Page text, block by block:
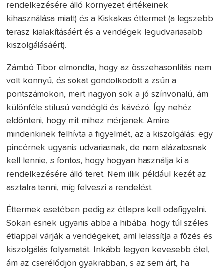
rendelkezésére álló környezet értékeinek
kihasználása miatt) és a Kiskakas éttermet (a legszebb
terasz kialakításáért és a vendégek legudvariasabb
kiszolgálásáért).
Zámbó Tibor elmondta, hogy az összehasonlítás nem
volt könnyű, és sokat gondolkodott a zsűri a
pontszámokon, mert nagyon sok a jó színvonalú, ám
különféle stílusú vendéglő és kávézó. Így nehéz
eldönteni, hogy mit mihez mérjenek. Amire
mindenkinek felhívta a figyelmét, az a kiszolgálás: egy
pincérnek ugyanis udvariasnak, de nem alázatosnak
kell lennie, s fontos, hogy hogyan használja ki a
rendelkezésére álló teret. Nem illik például kezét az
asztalra tenni, míg felveszi a rendelést.
Éttermek esetében pedig az étlapra kell odafigyelni.
Sokan esnek ugyanis abba a hibába, hogy túl széles
étlappal várják a vendégeket, ami lelassítja a főzés és
kiszolgálás folyamatát. Inkább legyen kevesebb étel,
ám az cserélődjön gyakrabban, s az sem árt, ha